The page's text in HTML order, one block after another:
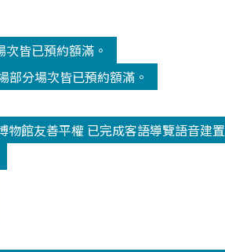
皆已預約額滿。
部分場次皆已預約額滿。
物館友善平權 已完成客語導覽語音建置